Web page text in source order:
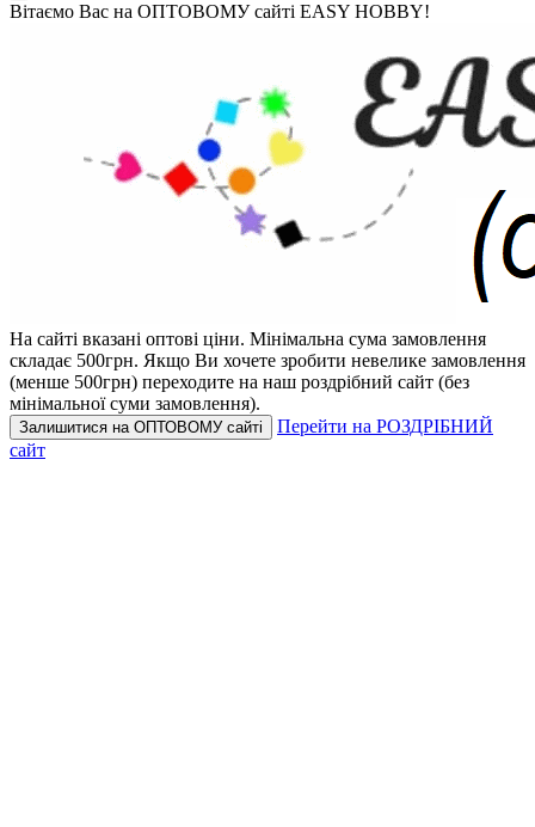
Вітаємо Вас на ОПТОВОМУ сайті EASY HOBBY!
На сайті вказані оптові ціни. Мінімальна сума замовлення
складає 500грн. Якщо Ви хочете зробити невелике замовлення
(менше 500грн) переходите на наш роздрібний сайт (без
мінімальної суми замовлення).
Залишитися на ОПТОВОМУ сайті
Перейти на РОЗДРІБНИЙ
сайт